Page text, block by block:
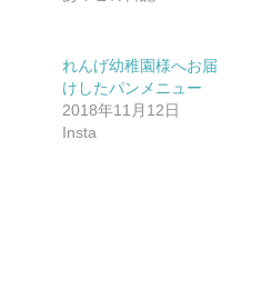
れんげ幼稚園様へお届
けしたパンメニュー
2018年11月12日
Insta